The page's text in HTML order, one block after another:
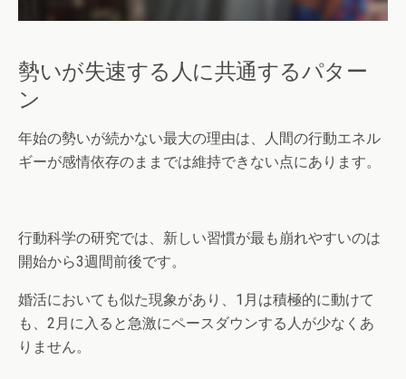
勢いが失速する人に共通するパター
ン
年始の勢いが続かない最大の理由は、人間の行動エネル
ギーが感情依存のままでは維持できない点にあります。
行動科学の研究では、新しい習慣が最も崩れやすいのは
開始から3週間前後です。
婚活においても似た現象があり、1月は積極的に動けて
も、2月に入ると急激にペースダウンする人が少なくあ
りません。